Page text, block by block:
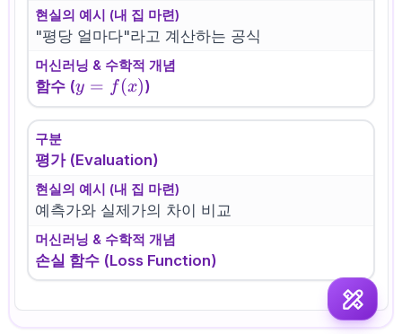
현실의 예시 (내 집 마련)
"평당 얼마다"라고 계산하는 공식
머신러닝 & 수학적 개념
함수 (y =
f(x)
y = f (x))
구분
평가 (Evaluation)
현실의 예시 (내 집 마련)
예측가와 실제가의 차이 비교
머신러닝 & 수학적 개념
손실 함수 (Loss Function)